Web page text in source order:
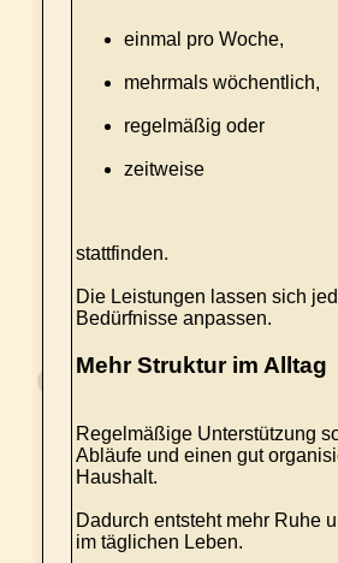
einmal pro Woche,
mehrmals wöchentlich,
regelmäßig oder
zeitweise
stattfinden.
Die Leistungen lassen sich
Bedürfnisse anpassen.
Mehr Struktur im Alltag
Regelmäßige Unterstützung
Abläufe und einen gut
Haushalt.
Dadurch entsteht mehr Ruhe
im täglichen Leben.